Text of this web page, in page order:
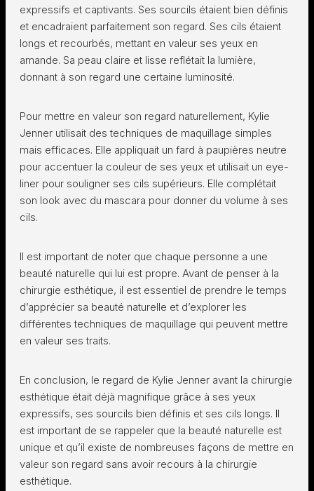
expressifs et captivants. Ses sourcils étaient bien définis
et encadraient parfaitement son regard. Ses cils étaient
longs et recourbés, mettant en valeur ses yeux en
amande. Sa peau claire et lisse reflétait la lumière,
donnant à son regard une certaine luminosité.
Pour mettre en valeur son regard naturellement, Kylie
Jenner utilisait des techniques de maquillage simples
mais efficaces. Elle appliquait un fard à paupières neutre
pour accentuer la couleur de ses yeux et utilisait un eye-
liner pour souligner ses cils supérieurs. Elle complétait
son look avec du mascara pour donner du volume à ses
cils.
Il est important de noter que chaque personne a une
beauté naturelle qui lui est propre. Avant de penser à la
chirurgie esthétique, il est essentiel de prendre le temps
d’apprécier sa beauté naturelle et d’explorer les
différentes techniques de maquillage qui peuvent mettre
en valeur ses traits.
En conclusion, le regard de Kylie Jenner avant la chirurgie
esthétique était déjà magnifique grâce à ses yeux
expressifs, ses sourcils bien définis et ses cils longs. Il
est important de se rappeler que la beauté naturelle est
unique et qu’il existe de nombreuses façons de mettre en
valeur son regard sans avoir recours à la chirurgie
esthétique.